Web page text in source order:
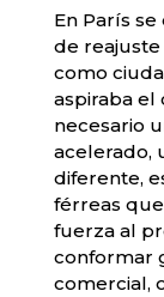
En París
de
como
aspiraba el
necesario
acelerado,
diferente,
férreas
fuerza al
conformar
comercial,